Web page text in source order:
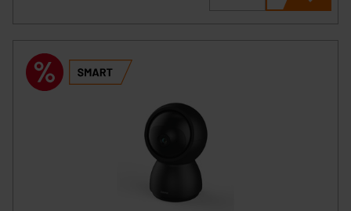
erteilte Zustimmung können Sie jederzeit unter dem
Weiterverarbeitung dieser Daten zur Auswertung und
Analyse bis zum Zeitpunkt des Widerrufs bleibt hiervon
unberührt. Ihre Browser-Einstellungen können dazu
führen, dass die Einstellungen nicht längerfristig
gespeichert werden und dieses Banner erneut
„Einige Drittanbieter verarbeiten personenbezogene